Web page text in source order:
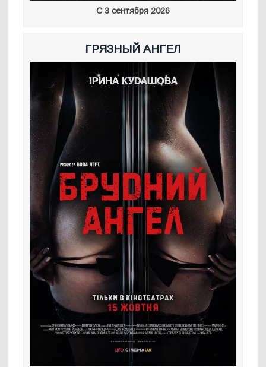
С 3 сентября 2026
ГРЯЗНЫЙ АНГЕЛ